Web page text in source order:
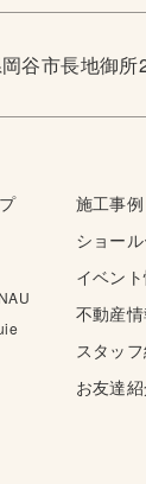
谷市長地御所
施工事例
ショー
イベン
不動産
スタッ
お友達